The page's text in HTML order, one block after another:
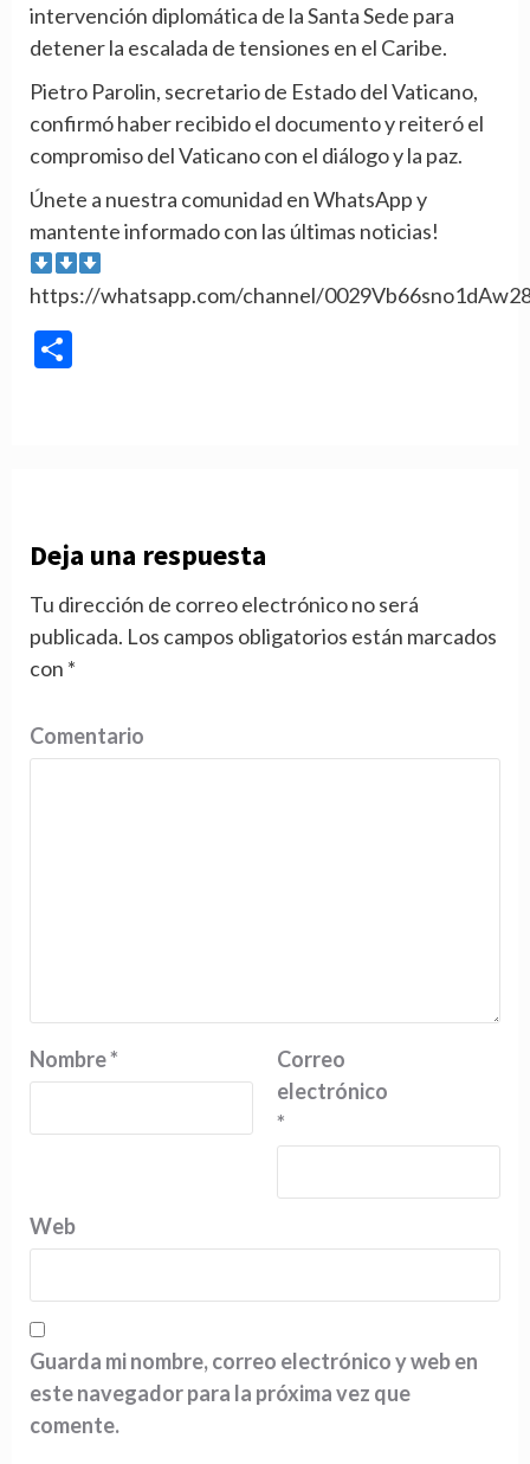
intervención diplomática de la Santa Sede para
detener la escalada de tensiones en el Caribe.
Pietro Parolin, secretario de Estado del Vaticano,
confirmó haber recibido el documento y reiteró el
compromiso del Vaticano con el diálogo y la paz.
Únete a nuestra comunidad en WhatsApp y
mantente informado con las últimas noticias!
https://whatsapp.com/channel/
Deja una respuesta
Tu dirección de correo electrónico no será
publicada. Los campos obligatorios están marcados
con *
Comentario
Nombre*
Correo
electrónico
*
Web
Guarda mi nombre, correo electrónico y web en
este navegador para la próxima vez que
comente.